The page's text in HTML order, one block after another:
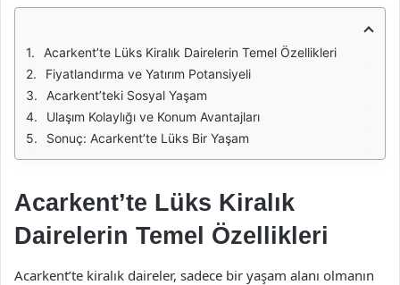
Acarkent’te Lüks Kiralık Dairelerin Temel Özellikleri
Fiyatlandırma ve Yatırım Potansiyeli
Acarkent’teki Sosyal Yaşam
Ulaşım Kolaylığı ve Konum Avantajları
Sonuç: Acarkent’te Lüks Bir Yaşam
Acarkent’te Lüks Kiralık
Dairelerin Temel Özellikleri
Acarkent’te kiralık daireler, sadece bir yaşam alanı olmanın